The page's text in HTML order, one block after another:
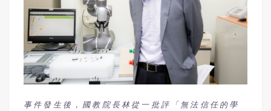
事件發生後，國教院長林從一批評「無法信任的學